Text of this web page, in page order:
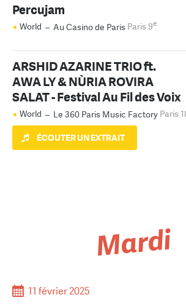
Percujam
World – Au Casino de Paris Paris 9e
ARSHID AZARINE TRIO ft.
AWA LY & NÙRIA ROVIRA
SALAT - Festival Au Fil des Voix
World – Le 360 Paris Music Factory Paris
ÉCOUTER UN EXTRAIT
Mardi
11 février 2025